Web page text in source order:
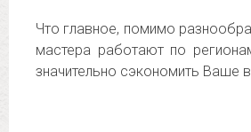
Что главное, помимо
мастера работают по
значительно сэкономить Ваше